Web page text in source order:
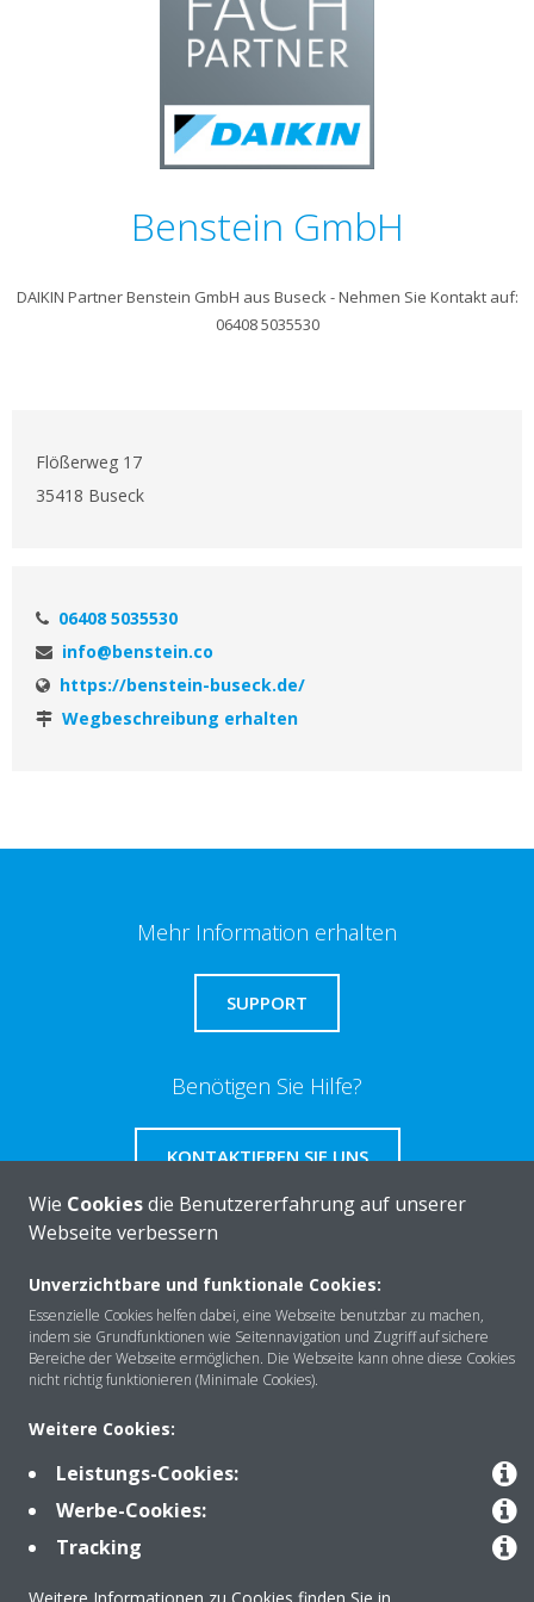
Benstein GmbH
DAIKIN Partner Benstein GmbH aus Buseck - Nehmen Sie Kontakt auf:
06408 5035530
Flößerweg 17
35418 Buseck
06408 5035530
info@benstein.co
https://benstein-buseck.de/
Wegbeschreibung erhalten
Mehr Information erhalten
SUPPORT
Benötigen Sie Hilfe?
KONTAKTIEREN SIE UNS
Über DAIKIN
Anwendungsbereiche
Kontakt
Wie Cookiesdie Benutzererfahrung auf unserer
Webseite verbessern
Unverzichtbare und funktionale Cookies:
Essenzielle Cookies helfen dabei, eine Webseite benutzbar zu machen,
indem sie Grundfunktionen wie Seitennavigation und Zugriff auf sichere
Bereiche der Webseite ermöglichen. Die Webseite kann ohne diese Cookies
nicht richtig funktionieren (Minimale Cookies).
Weitere Cookies:
Leistungs-Cookies:
Werbe-Cookies:
Tracking